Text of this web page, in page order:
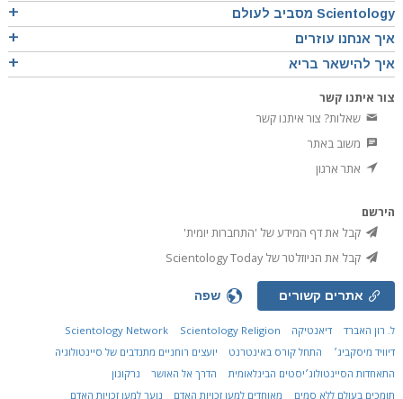
Scientology מסביב לעולם
איך אנחנו עוזרים
איך להישאר בריא
צור איתנו קשר
שאלות? צור איתנו קשר
משוב באתר
אתר ארגון
הירשם
קבל את דף המידע של 'התחברות יומית'
קבל את הניוזלטר של Scientology Today
אתרים קשורים שפה
ל. רון האברד דיאנטיקה Scientology Network
Scientology Religion
דיוויד מיסקביג׳
התחל קורס באינטרנט
יועצים רוחניים מתנדבים של סיינטולוגיה
התאחדות הסיינטולוג׳יסטים הבינלאומית
הדרך אל האושר
נרקונון
תומכים בעולם ללא סמים
מאוחדים למען זכויות האדם נוער למען זכויות האדם